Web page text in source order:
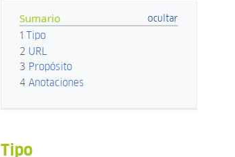
Sumario
1 Tipo
2 URL
3 Propósito
4 Anotaciones
Tipo